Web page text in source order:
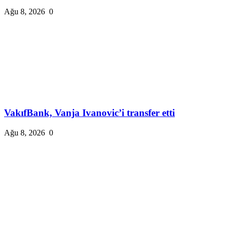
Ağu 8, 2026 0
VakıfBank, Vanja Ivanovic’i transfer etti
Ağu 8, 2026 0